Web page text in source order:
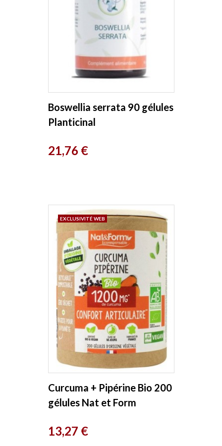
Boswellia serrata 90 gélules
Planticinal
Prix
21,76 €
Curcuma + Pipérine Bio 200
gélules Nat et Form
Prix
13,27 €
EXCLUSIVITÉ WEB